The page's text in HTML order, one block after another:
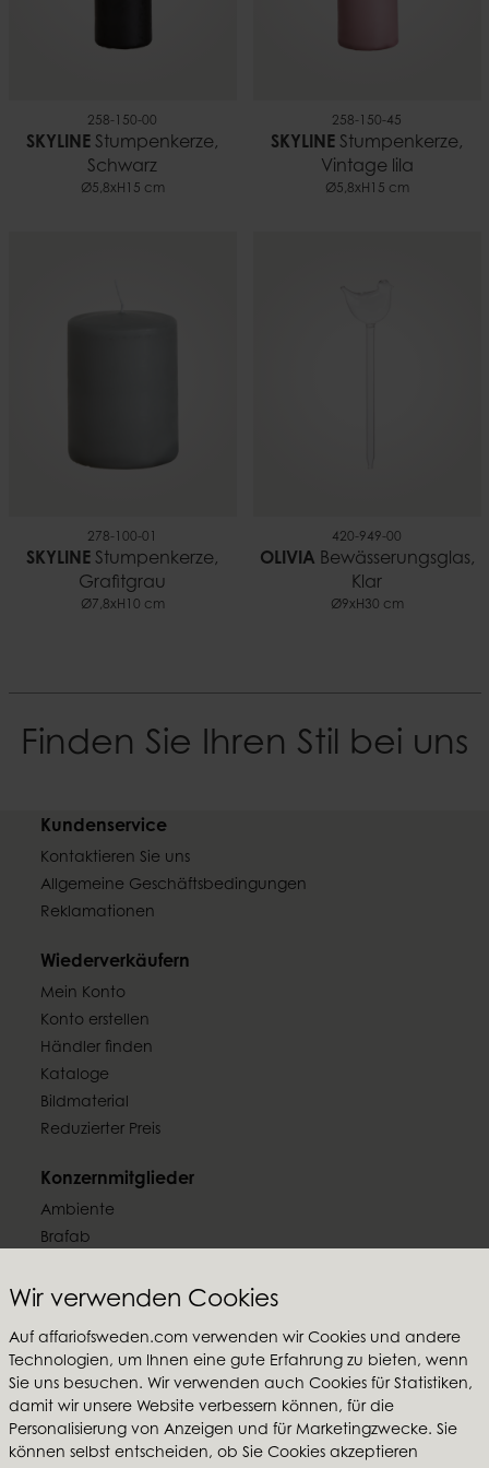
Wir verwenden Cookies
Auf affariofsweden.com verwenden wir Cookies und andere
Technologien, um Ihnen eine gute Erfahrung zu bieten, wenn
Sie uns besuchen. Wir verwenden auch Cookies für Statistiken,
damit wir unsere Website verbessern können, für die
Personalisierung von Anzeigen und für Marketingzwecke. Sie
können selbst entscheiden, ob Sie Cookies akzeptieren
258-150-00
SKYLINE Stumpenkerze,
Schwarz
Ø5,8xH15 cm
258-150-45
SKYLINE Stumpenkerze,
Vintage lila
Ø5,8xH15 cm
278-100-01
SKYLINE Stumpenkerze,
Grafitgrau
Ø7,8xH10 cm
420-949-00
OLIVIA Bewässerungsglas,
Klar
Ø9xH30 cm
Finden Sie Ihren Stil bei uns
Kundenservice
Kontaktieren Sie uns
Allgemeine Geschäftsbedingungen
Reklamationen
Wiederverkäufern
Mein Konto
Konto erstellen
Händler finden
Kataloge
Bildmaterial
Reduzierter Preis
Konzernmitglieder
Ambiente
Brafab
Furninova
Folgen Sie uns